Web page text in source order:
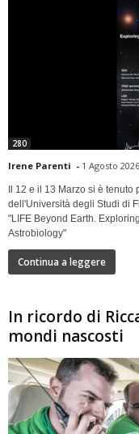
280
Irene Parenti - 1 Agosto 2026
Il 12 e il 13 Marzo si è
dell'Università degli Studi di
"LIFE Beyond Earth.
Astrobiology"
Continua a leggere
In ricordo di
mondi nascosti